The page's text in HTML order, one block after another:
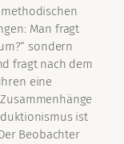
Man fragt
sondern
fragt nach dem
eine
ist
Beobachter